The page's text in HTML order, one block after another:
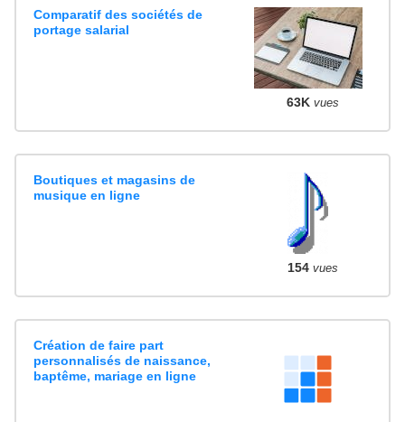
Comparatif des sociétés de
portage salarial
63K vues
Boutiques et magasins de
musique en ligne
154 vues
Création de faire part
personnalisés de naissance,
baptême, mariage en ligne